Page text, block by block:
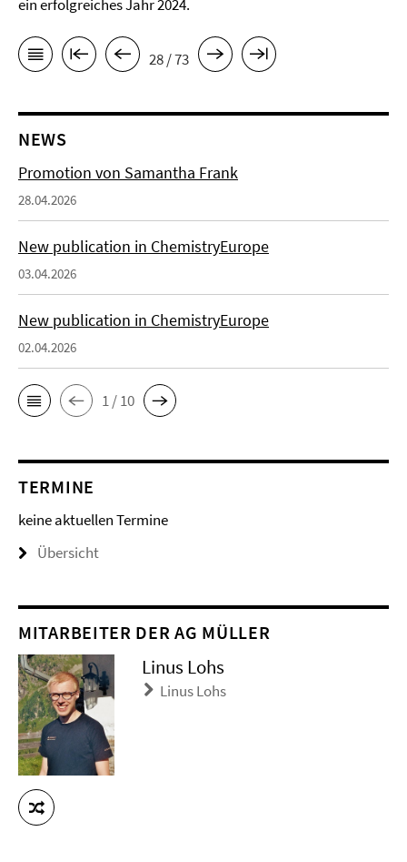
ein erfolgreiches Jahr 2024.
28 / 73
NEWS
Promotion von Samantha Frank
28.04.2026
New publication in ChemistryEurope
03.04.2026
New publication in ChemistryEurope
02.04.2026
1 / 10
TERMINE
keine aktuellen Termine
Übersicht
MITARBEITER DER AG MÜLLER
Linus Lohs
Linus Lohs